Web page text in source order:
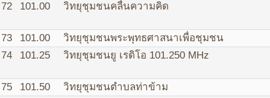
72
101.00 วิทยุชุมชนคลื่นความคิด
73 101.00
วิทยุชุมชนพระพุทธศาสนาเพื่อชุมชน
74
101.25 วิทยุชุมชนยู เรดิโอ 101.250 MHz
75 101.50
วิทยุชุมชนตำบลท่าข้าม